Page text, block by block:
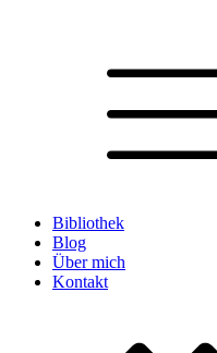
Bibliothek
Blog
Über mich
Kontakt